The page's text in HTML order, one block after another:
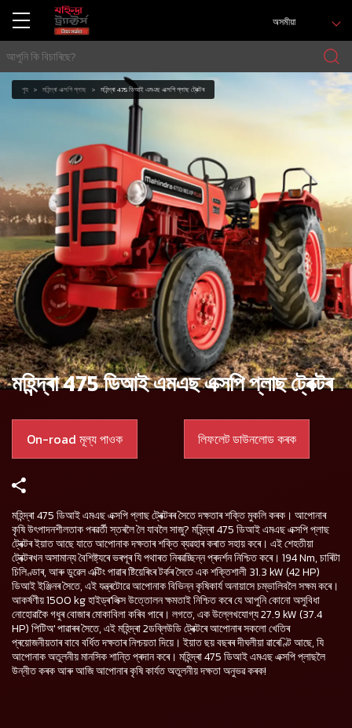
অসমীয়া
গৃহ মহিন্দ্ৰা এক্সপি প্লাছ মহিন্দ্ৰা 475 ডিআই এমএছ এক্সপি প্লাছ ট্ৰেক্টৰ
মহিন্দ্ৰা 475 ডিআই এমএছ এক্সপি প্লাছ ট্ৰেক্টৰ
On-road মূল্য পাওক লিফলেট ডাউনলোড কৰক
মহিন্দ্ৰা 475 ডিআই এমএছ এক্সপি প্লাছ ট্ৰেক্টৰৰ সৈতে দক্ষতাৰ শক্তি মুকলি কৰক। আপোনাৰ
কৃষি উৎপাদনশীলতাক পৰৱৰ্তী স্তৰলৈ লৈ যাবলৈ সাজু? মহিন্দ্ৰা 475 ডিআই এমএছ এক্সপি প্লাছ
ট্ৰেক্টৰ ইয়াত আছে যাতে আপোনাক দক্ষতাৰ শক্তি ব্যৱহাৰ কৰাত সহায় কৰে। এই শেহতীয়া
ট্ৰেক্টৰখন অসামান্য বৈশিষ্ট্যৰে ভৰপূৰ যি পথাৰত নিৰৱচ্ছিন্ন প্ৰদৰ্শন নিশ্চিত কৰে। 194 Nm, চাৰিটা
চিলিণ্ডাৰ, আৰু ডুৱেল এক্টিং পাৱাৰ ষ্টিয়েৰিংৰ টৰ্কৰ সৈতে এক শক্তিশালী 31.3 kW (42 HP)
ডিআই ইঞ্জিনৰ সৈতে, এই যন্ত্ৰটোৱে আপোনাক বিভিন্ন কৃষিকাৰ্য অনায়াসে চম্ভালিবলৈ সক্ষম কৰে।
আকৰ্ষণীয় 1500 kg হাইড্ৰ'লিক্স উত্তোলন ক্ষমতাই নিশ্চিত কৰে যে আপুনি কোনো অসুবিধা
নোহোৱাকৈ গধুৰ বোজাৰ মোকাবিলা কৰিব পাৰে। লগতে, এক উল্লেখযোগ্য 27.9 kW (37.4
HP) পিটিঅ' পাৱাৰৰ সৈতে, এই মহিন্দ্ৰা 2ডব্লিউডি ট্ৰেক্টৰে আপোনাৰ সকলো খেতিৰ
প্ৰয়োজনীয়তাৰ বাবে বৰ্ধিত দক্ষতাৰ নিশ্চয়তা দিয়ে। ইয়াত ছয় বছৰৰ দীঘলীয়া ৱাৰেণ্টি আছে, যি
আপোনাক অতুলনীয় মানসিক শান্তি প্ৰদান কৰে। মহিন্দ্ৰা 475 ডিআই এমএছ এক্সপি প্লাছলৈ
উন্নীত কৰক আৰু আজি আপোনাৰ কৃষি কাৰ্যত অতুলনীয় দক্ষতা অনুভৱ কৰক!